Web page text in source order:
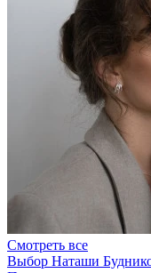
Смотреть все
Выбор Наташи